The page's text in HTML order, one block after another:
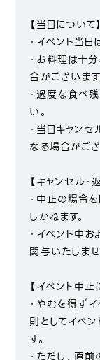
【当日について】
・イベント当日
・お料理は十
合がございます
・過度な食べ
い。
・当日キャン
なる場合がござ
【キャンセル・
・中止の場合
しかねます。
・イベント中
関与いたしませ
【イベント中止
・やむを得ず
則としてイベ
す。
・ただし、直